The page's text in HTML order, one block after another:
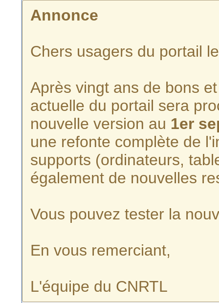
Annonce
Chers usagers du portail
Après vingt ans de bons
actuelle du portail sera
nouvelle version au 1er
une refonte complète de
supports (ordinateurs,
également de nouvelles
Vous pouvez tester la
En vous remerciant,
L'équipe du CNRTL